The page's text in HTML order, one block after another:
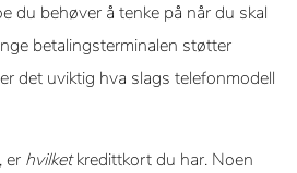
du behøver å tenke på når du skal
betalingsterminalen støtter
det uviktig hva slags telefonmodell
er hvilketkredittkort du har. Noen